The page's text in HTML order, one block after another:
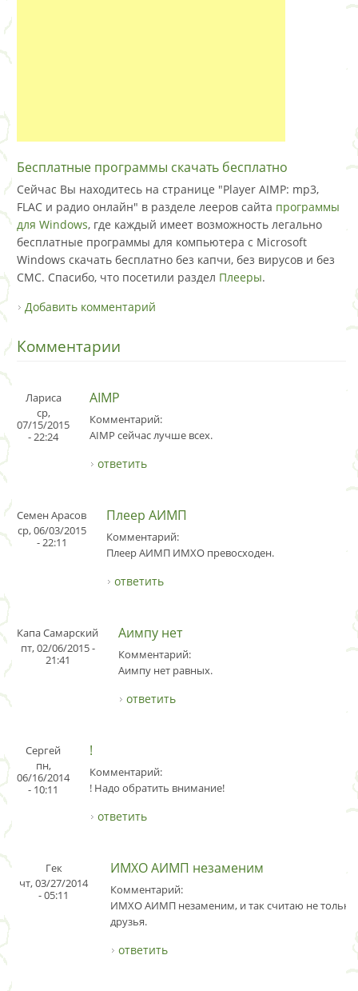
Бесплатные программы скачать бесплатно
Сейчас Вы находитесь на странице "Player AIMP: mp3,
FLAC и радио онлайн" в разделе лееров сайта программы
для Windows, где каждый имеет возможность легально
бесплатные программы для компьютера с Microsoft
Windows скачать бесплатно без капчи, без вирусов и без
СМС. Спасибо, что посетили раздел Плееры.
Добавить комментарий
Комментарии
Лариса
ср,
07/15/2015
- 22:24
AIMP
Комментарий:
AIMP сейчас лучше всех.
ответить
Семен Арасов
ср, 06/03/2015
- 22:11
Плеер АИМП
Комментарий:
Плеер АИМП ИМХО превосходен.
ответить
Капа Самарский
пт, 02/06/2015 -
21:41
Аимпу нет
Комментарий:
Аимпу нет равных.
ответить
Сергей
пн,
06/16/2014
- 10:11
!
Комментарий:
! Надо обратить внимание!
ответить
Гек
чт, 03/27/2014
- 05:11
ИМХО АИМП незаменим
Комментарий:
ИМХО АИМП незаменим, и так считаю не
друзья.
ответить